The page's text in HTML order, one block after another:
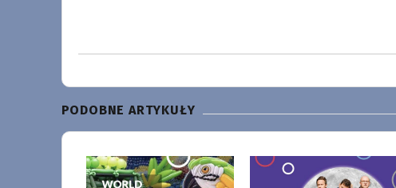
PODOBNE ARTYKUŁY